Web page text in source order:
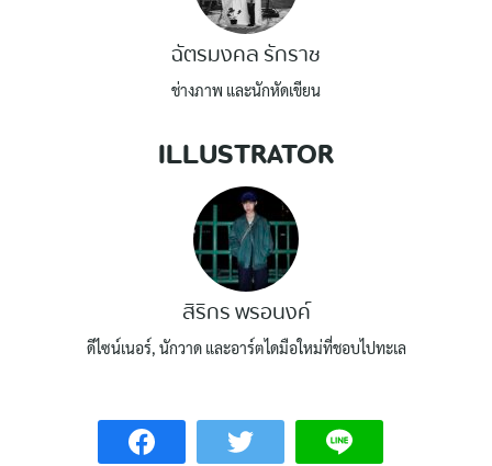
ฉัตรมงคล รักราช
ช่างภาพ และนักหัดเขียน
ILLUSTRATOR
สิริกร พรอนงค์
ดีไซน์เนอร์, นักวาด และอาร์ตไดมือใหม่ที่ชอบไปทะเล